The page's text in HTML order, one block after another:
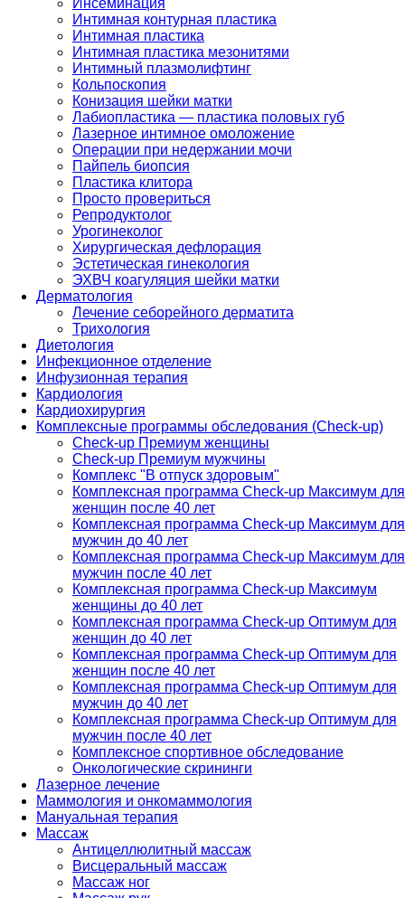
Инсеминация
Интимная контурная пластика
Интимная пластика
Интимная пластика мезонитями
Интимный плазмолифтинг
Кольпоскопия
Конизация шейки матки
Лабиопластика — пластика половых губ
Лазерное интимное омоложение
Операции при недержании мочи
Пайпель биопсия
Пластика клитора
Просто провериться
Репродуктолог
Урогинеколог
Хирургическая дефлорация
Эстетическая гинекология
ЭХВЧ коагуляция шейки матки
Дерматология
Лечение себорейного дерматита
Трихология
Диетология
Инфекционное отделение
Инфузионная терапия
Кардиология
Кардиохирургия
Комплексные программы обследования (Check-up)
Check-up Премиум женщины
Check-up Премиум мужчины
Комплекс "В отпуск здоровым"
Комплексная программа Check-up Максимум для
женщин после 40 лет
Комплексная программа Check-up Максимум для
мужчин до 40 лет
Комплексная программа Check-up Максимум для
мужчин после 40 лет
Комплексная программа Check-up Максимум
женщины до 40 лет
Комплексная программа Check-up Оптимум для
женщин до 40 лет
Комплексная программа Check-up Оптимум для
женщин после 40 лет
Комплексная программа Check-up Оптимум для
мужчин до 40 лет
Комплексная программа Check-up Оптимум для
мужчин после 40 лет
Комплексное спортивное обследование
Онкологические скрининги
Лазерное лечение
Маммология и онкомаммология
Мануальная терапия
Массаж
Антицеллюлитный массаж
Висцеральный массаж
Массаж ног